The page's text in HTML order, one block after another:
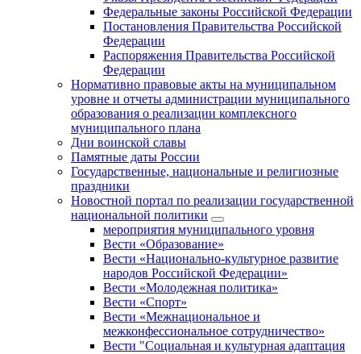
Федеральные законы Российской Федерации
Постановления Правительства Российской
Федерации
Распоряжения Правительства Российской
Федерации
Нормативно правовые акты на муниципальном
уровне и отчеты администрации муниципального
образования о реализации комплексного
муниципального плана
Дни воинской славы
Памятные даты России
Государственные, национальные и религиозные
праздники
Новостной портал по реализации государственной
национальной политики
мероприятия муниципального уровня
Вести «Образование»
Вести «Национально-культурное развитие
народов Российской Федерации»
Вести «Молодежная политика»
Вести «Спорт»
Вести «Межнациональное и
межконфессиональное сотрудничество»
Вести "Социальная и культурная адаптация